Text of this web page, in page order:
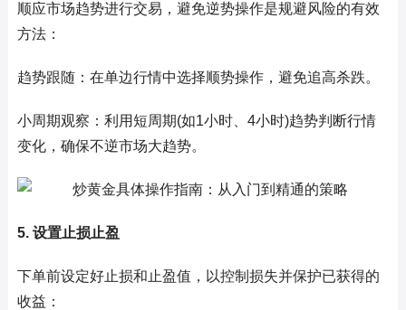
顺应市场趋势进行交易，避免逆势操作是规避风险的有效
方法：
趋势跟随：在单边行情中选择顺势操作，避免追高杀跌。
小周期观察：利用短周期(如1小时、4小时)趋势判断行情
变化，确保不逆市场大趋势。
5. 设置止损止盈
下单前设定好止损和止盈值，以控制损失并保护已获得的
收益：